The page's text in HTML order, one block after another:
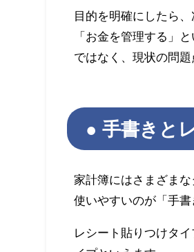
目的を明確にしたら
「お金を管理する」
ではなく、現状の問
手書きと
家計簿にはさまざま
使いやすいのが「手
レシート貼りつけタ